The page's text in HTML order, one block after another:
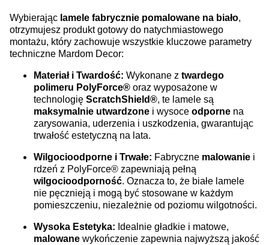
Wybierając lamele fabrycznie pomalowane na biało,
otrzymujesz produkt gotowy do natychmiastowego
montażu, który zachowuje wszystkie kluczowe parametry
techniczne Mardom Decor:
Materiał i Twardość: Wykonane z twardego
polimeru PolyForce® oraz wyposażone w
technologię ScratchShield®, te lamele są
maksymalnie utwardzone i wysoce odporne na
zarysowania, uderzenia i uszkodzenia, gwarantując
trwałość estetyczną na lata.
Wilgocioodporne i Trwałe: Fabryczne malowanie i
rdzeń z PolyForce® zapewniają pełną
wilgocioodporność. Oznacza to, że białe lamele
nie pęcznieją i mogą być stosowane w każdym
pomieszczeniu, niezależnie od poziomu wilgotności.
Wysoka Estetyka: Idealnie gładkie i matowe,
malowane wykończenie zapewnia najwyższą jakość